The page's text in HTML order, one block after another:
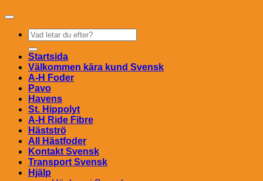
Sök
efter:
Startsida
Välkommen kära kund Svensk
A-H Foder
Pavo
Havens
St. Hippolyt
A-H Ride Fibre
Hästströ
All Hästfoder
Kontakt Svensk
Transport Svensk
Hjälp